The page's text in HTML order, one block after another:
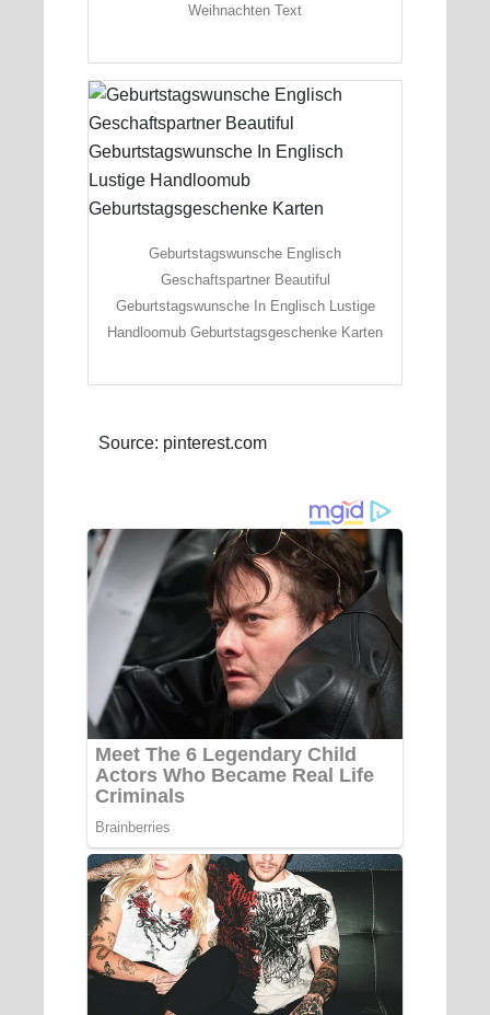
Weihnachten Text
Geburtstagswunsche Englisch
Geschaftspartner Beautiful
Geburtstagswunsche In Englisch Lustige
Handloomub Geburtstagsgeschenke Karten
Source: pinterest.com